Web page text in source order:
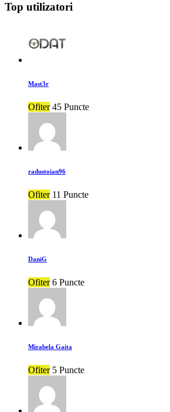
Top utilizatori
Mast3r
Ofiter 45 Puncte
radustoian96
Ofiter 11 Puncte
DaniG
Ofiter 6 Puncte
Mirabela Gaita
Ofiter 5 Puncte